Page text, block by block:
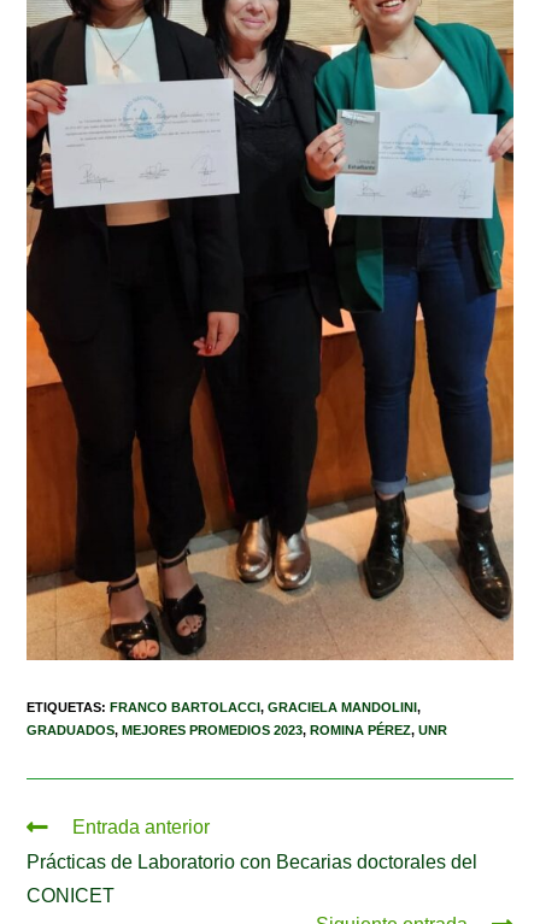
ETIQUETAS: FRANCO BARTOLACCI, GRACIELA MANDOLINI,
GRADUADOS, MEJORES PROMEDIOS 2023, ROMINA PÉREZ, UNR
Entrada anterior
Prácticas de Laboratorio con Becarias doctorales del
CONICET